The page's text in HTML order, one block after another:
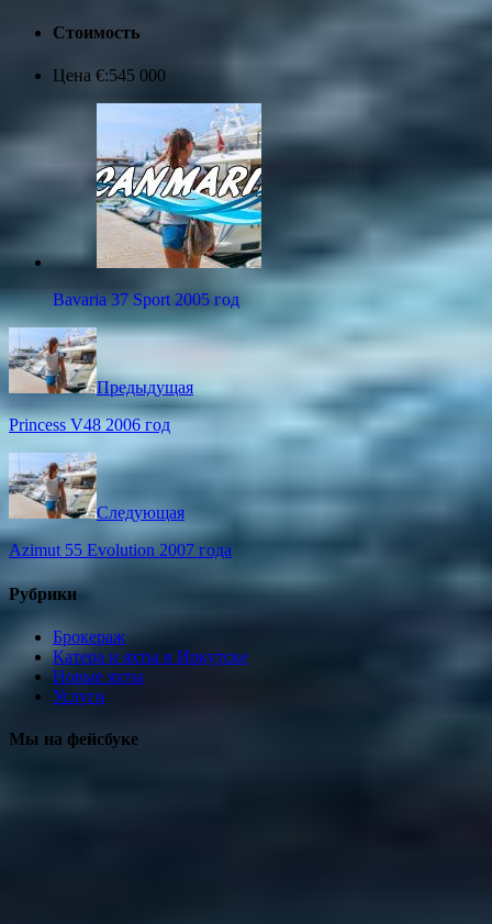
Стоимость
Цена €:545 000
Bavaria 37 Sport 2005 год
Предыдущая
Princess V48 2006 год
Следующая
Azimut 55 Evolution 2007 года
Рубрики
Брокераж
Катера и яхты в Иркутске
Новые яхты
Услуги
Мы на фейсбуке